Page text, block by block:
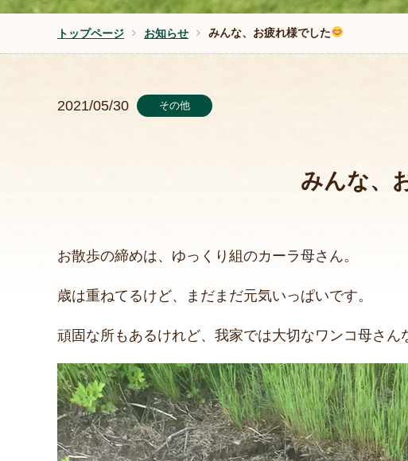
トップページ お知らせ みんな、お疲れ様でした
2021/05/30 その他
みんな、
お散歩の締めは、ゆっくり組のカーラ母さん。
歳は重ねてるけど、まだまだ元気いっぱいです。
頑固な所もあるけれど、我家では大切なワンコ母さん
動
画
プ
レ